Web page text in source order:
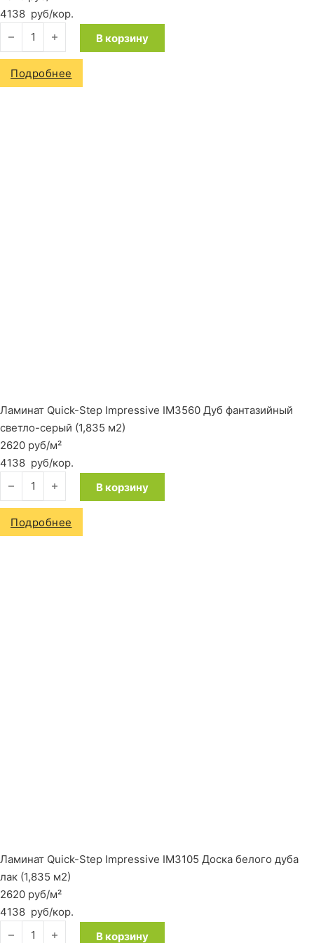
4138 руб/кор.
Количество товара Ламинат Quick-Step Impressive IM
В корзину
Подробнее
Ламинат Quick-Step Impressive IM3560 Дуб фантазийный
светло-серый (1,835 м2)
2620 руб/м²
4138 руб/кор.
Количество товара Ламинат Quick-Step Impressive IM3560
В корзину
Подробнее
Ламинат Quick-Step Impressive IM3105 Доска белого дуба
лак (1,835 м2)
2620 руб/м²
4138 руб/кор.
Количество товара Ламинат Quick-Step Impressive IM3105
В корзину